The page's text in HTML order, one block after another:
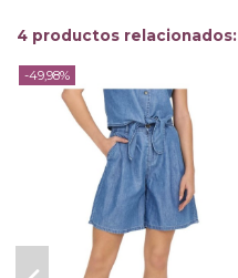
4 productos relacionados:
-49,98%